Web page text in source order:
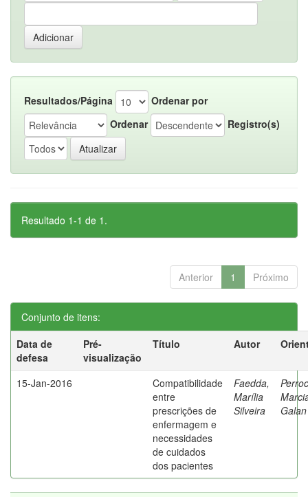
Resultados/Página
Ordenar por
Ordenar
Registro(s)
Resultado 1-1 de 1.
Anterior 1 Próximo
Conjunto de itens:
Data de
defesa
Pré-
visualização
Título Autor
15-Jan-2016
Compatibilidade
entre
prescrições de
enfermagem e
necessidades
de cuidados
dos pacientes
Faedda,
Marília
Silveira
Galan